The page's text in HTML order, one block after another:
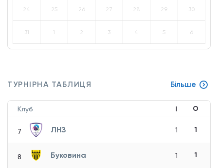
24 25 26 27 28 29 30
31 1 2 3 4 5 6
ТУРНІРНА ТАБЛИЦЯ Більше
Клуб І О
7 ЛНЗ 1 1
8 Буковина 1 1